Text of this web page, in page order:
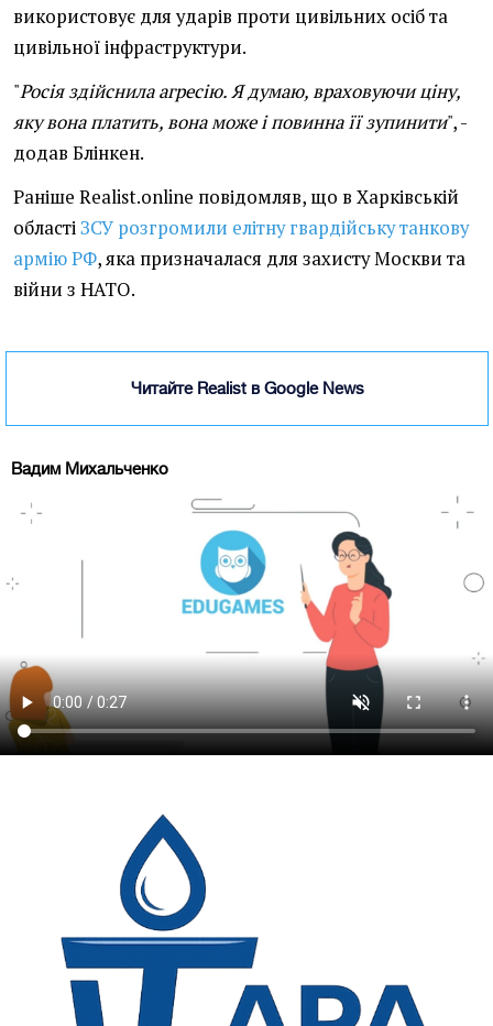
використовує для ударів проти цивільних осіб та
цивільної інфраструктури.
"Росія здійснила агресію. Я думаю, враховуючи ціну,
яку вона платить, вона може і повинна її зупинити", -
додав Блінкен.
Раніше Realist.online повідомляв, що в Харківській
областіЗСУ розгромили елітну гвардійську танкову
армію РФ, яка призначалася для захисту Москви та
війни з НАТО.
Читайте Realist в Google News
Вадим Михальченко